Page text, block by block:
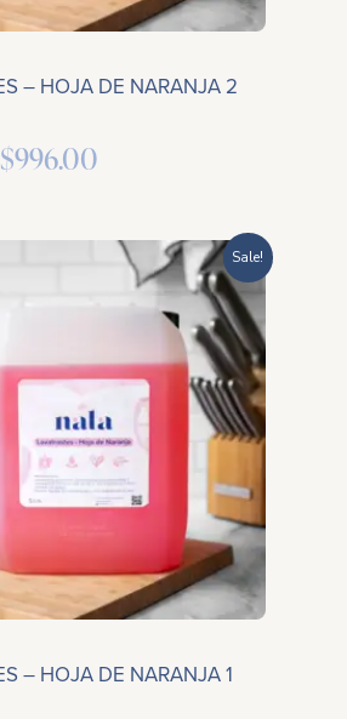
– HOJA DE NARANJA 2
$996.00
Sale!
– HOJA DE NARANJA 1
Rango
precios:
desde
$285.20
hasta
$996.00